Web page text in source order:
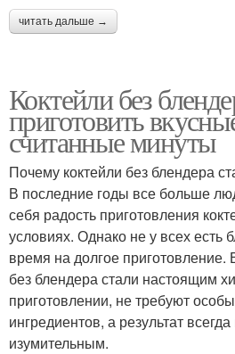
читать дальше →
Коктейли без
приготовить
считанные минуты
Почему коктейли без блендера
В последние годы все больше
себя радость приготовления
условиях. Однако не у всех есть
время на долгое приготовление.
без блендера стали настоящим
приготовлении, не требуют
ингредиентов, а результат
изумительным.